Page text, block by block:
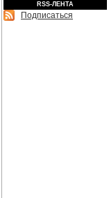
RSS-ЛЕНТА
Подписаться